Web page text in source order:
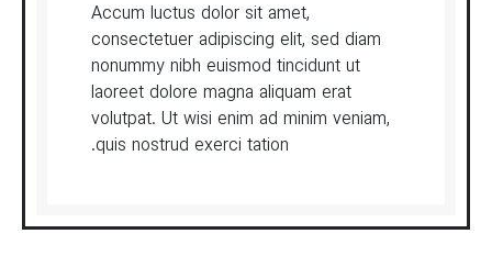
Accum luctus dolor sit amet,
consectetuer adipiscing elit, sed diam
nonummy nibh euismod tincidunt ut
laoreet dolore magna aliquam erat
volutpat. Ut wisi enim ad minim veniam,
quis nostrud exerci tation.